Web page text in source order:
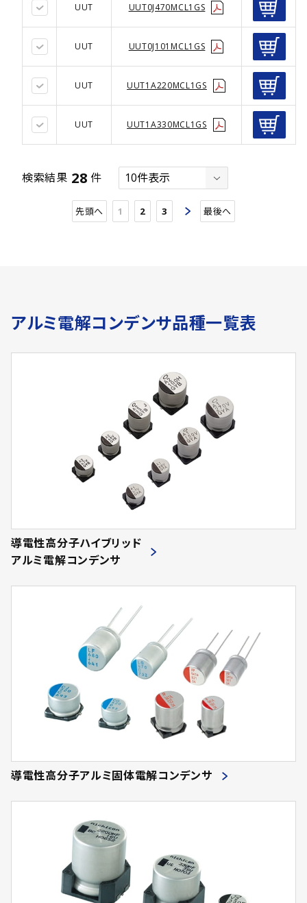
UUT UUT0J470MCL1GS
UUT UUT0J101MCL1GS
UUT UUT1A220MCL1GS
UUT UUT1A330MCL1GS
検索結果 28 件
先頭へ 1 2 3 最後へ
アルミ電解コンデンサ品種一覧表
導電性高分子ハイブリッド
アルミ電解コンデンサ
導電性高分子アルミ固体電解コンデンサ